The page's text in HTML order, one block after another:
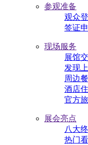
参观准备
观众
签证
现场服务
展馆
发现
周边
酒店
官方
展会亮点
八大
热门